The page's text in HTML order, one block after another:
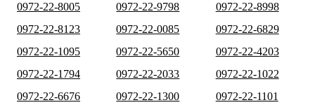
0972-22-8005
0972-22-9798
0972-22-8998
0972-22-8123
0972-22-0085
0972-22-6829
0972-22-1095
0972-22-5650
0972-22-4203
0972-22-1794
0972-22-2033
0972-22-1022
0972-22-6676
0972-22-1300
0972-22-1101